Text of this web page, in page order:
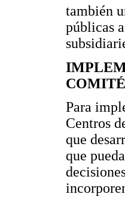
también
públicas
Para
Centros
que
que